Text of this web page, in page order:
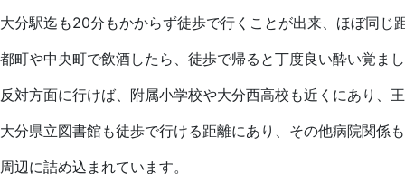
大分駅迄も20分もかからず徒歩で行くことが出来、ほぼ同じ
都町や中央町で飲酒したら、徒歩で帰ると丁度良い酔い覚まし
反対方面に行けば、附属小学校や大分西高校も近くにあり、
大分県立図書館も徒歩で行ける距離にあり、その他病院関係
周辺に詰め込まれています。